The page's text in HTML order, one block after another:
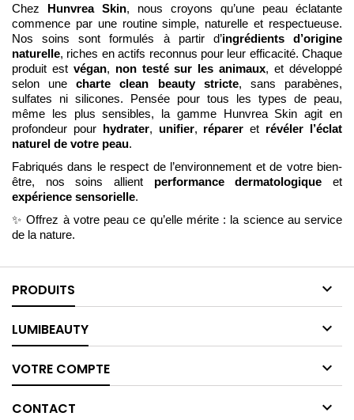
Chez Hunvrea Skin, nous croyons qu’une peau éclatante
commence par une routine simple, naturelle et respectueuse.
Nos soins sont formulés à partir d’ingrédients d’origine
naturelle, riches en actifs reconnus pour leur efficacité. Chaque
produit est végan, non testé sur les animaux, et développé
selon unecharte clean beauty stricte, sans parabènes,
sulfates ni silicones. Pensée pour tous les types de peau,
même les plus sensibles, la gamme Hunvrea Skin agit en
profondeur pour hydrater, unifier, réparer et révéler l’éclat
naturel de votre peau.
Fabriqués dans le respect de l’environnement et de votre bien-
être, nos soins allient performance dermatologique et
expérience sensorielle.
✨ Offrez à votre peau ce qu’elle mérite : la science au service
de la nature.
PRODUITS 
LUMIBEAUTY 
VOTRE COMPTE 
CONTACT 